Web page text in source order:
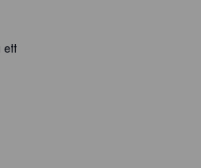
ett